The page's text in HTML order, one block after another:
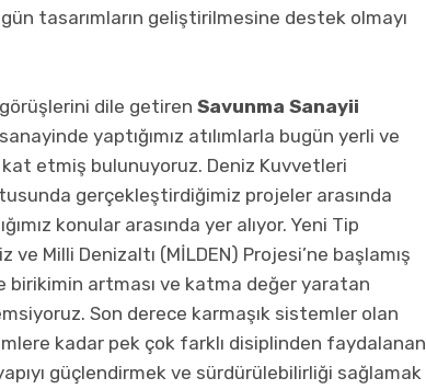
tasarımların geliştirilmesine destek olmayı
görüşlerini dile getiren Savunma Sanayii
yaptığımız atılımlarla bugün yerli ve
etmiş bulunuyoruz. Deniz Kuvvetleri
gerçekleştirdiğimiz projeler arasında
konular arasında yer alıyor. Yeni Tip
Milli Denizaltı (MİLDEN) Projesi’ne başlamış
birikimin artması ve katma değer yaratan
Son derece karmaşık sistemler olan
kadar pek çok farklı disiplinden faydalanan
güçlendirmek ve sürdürülebilirliği sağlamak